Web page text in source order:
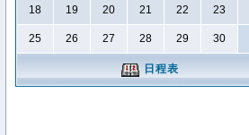
18 19 20 21 22 23
25 26 27 28 29 30
日程表